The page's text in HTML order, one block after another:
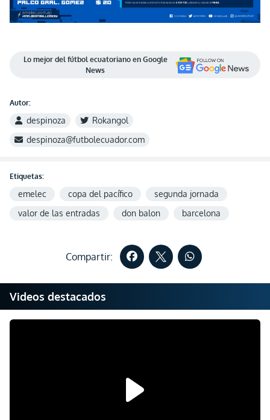
Lo mejor del fútbol ecuatoriano en Google
News
Autor:
despinoza
Rokangol
despinoza@futbolecuador.com
Etiquetas:
emelec copa del pacífico
segunda jornada
valor de las entradas
don balon barcelona
Compartir:
Videos destacados